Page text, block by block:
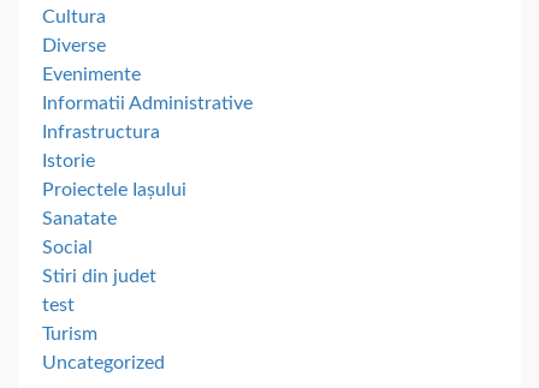
Cultura
Diverse
Evenimente
Informatii Administrative
Infrastructura
Istorie
Proiectele Iașului
Sanatate
Social
Stiri din judet
test
Turism
Uncategorized